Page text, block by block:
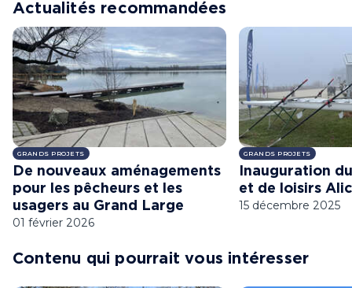
Actualités recommandées
De nouveaux aménagements
pour les pêcheurs et les
usagers au Grand Large
01 février 2026
GRANDS PROJETS
Inauguration
et de loisirs
15 décembre 2025
GRANDS PROJETS
Contenu qui pourrait vous intéresser